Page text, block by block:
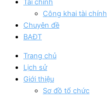
Tài chính
Công khai tài chính
Chuyên đề
BAĐT
Trang chủ
Lịch sử
Giới thiệu
Sơ đồ tổ chức